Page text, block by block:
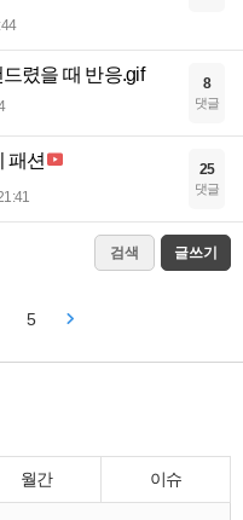
렸을 때 반응.gif 8
댓글
패션 25
댓글
검색 글쓰기
5
월간 이슈